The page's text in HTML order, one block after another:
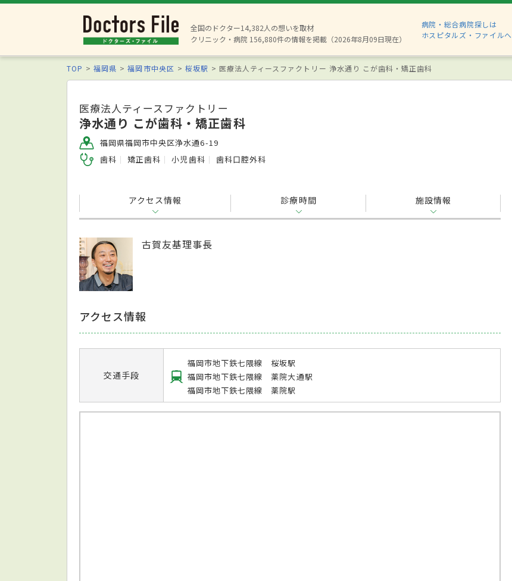
全国のドクター14,382人の想いを取材
クリニック・病院 156,880件の情報を掲載（2026年8月09日現在）
病院・総合病院探しは
ホスピタルズ・ファイルへ
TOP 福岡県 福岡市中央区 桜坂駅 医療法人ティースファクトリー 浄水通り こが歯科・矯正歯科
医療法人ティースファクトリー
浄水通り こが歯科・矯正歯科
福岡県福岡市中央区浄水通6-19
歯科
矯正歯科 小児歯科 歯科口腔外科
アクセス情報 診療時間 施設情報
古賀友基理事長
アクセス情報
交通手段
福岡市地下鉄七隈線 桜坂駅
福岡市地下鉄七隈線 薬院大通駅
福岡市地下鉄七隈線 薬院駅